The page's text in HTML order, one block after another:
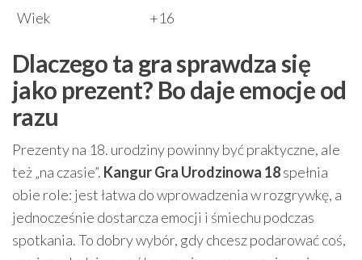
Wiek
+16
Dlaczego ta gra sprawdza się
jako prezent? Bo daje emocje od
razu
Prezenty na 18. urodziny powinny być praktyczne, ale
też „na czasie”. Kangur Gra Urodzinowa 18spełnia
obie role: jest łatwa do wprowadzenia w rozgrywkę, a
jednocześnie dostarcza emocji i śmiechu podczas
spotkania. To dobry wybór, gdy chcesz podarować coś,